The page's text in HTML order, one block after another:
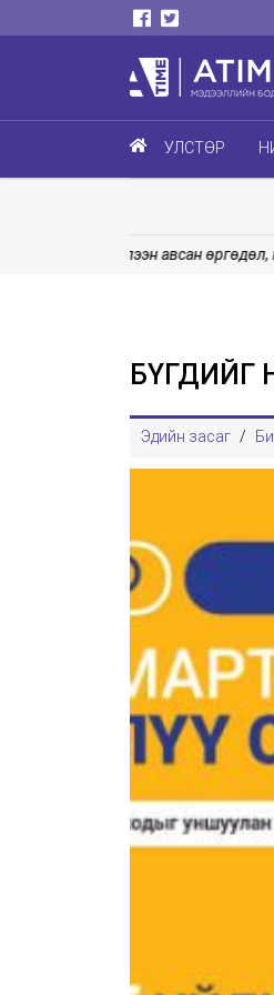
УЛСТӨР
Хүлээн авсан өргөдөл,
БҮГДИЙГ
Эдийн засаг /